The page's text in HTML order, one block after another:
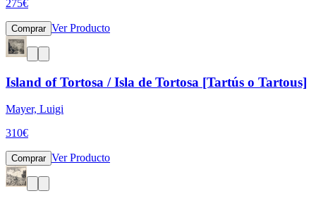
275€
Comprar Ver Producto
Island of Tortosa / Isla de Tortosa [Tartús o Tartous]
Mayer, Luigi
310€
Comprar Ver Producto